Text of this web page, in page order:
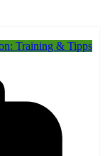
Training & Tipps